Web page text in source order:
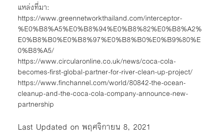
แหล่งที่มา:
https://www.greennetworkthailand.com/interceptor-
%E0%B8%A5%E0%B8%94%E0%B8%82%E0%B8%A2%
E0%B8%B0%E0%B8%97%E0%B8%B0%E0%B9%80%E
0%B8%A5/
https://www.circularonline.co.uk/news/coca-cola-
becomes-first-global-partner-for-river-clean-up-project/
https://www.finchannel.com/world/80842-the-ocean-
cleanup-and-the-coca-cola-company-announce-new-
partnership
Last Updated on พฤศจิกายน 8, 2021